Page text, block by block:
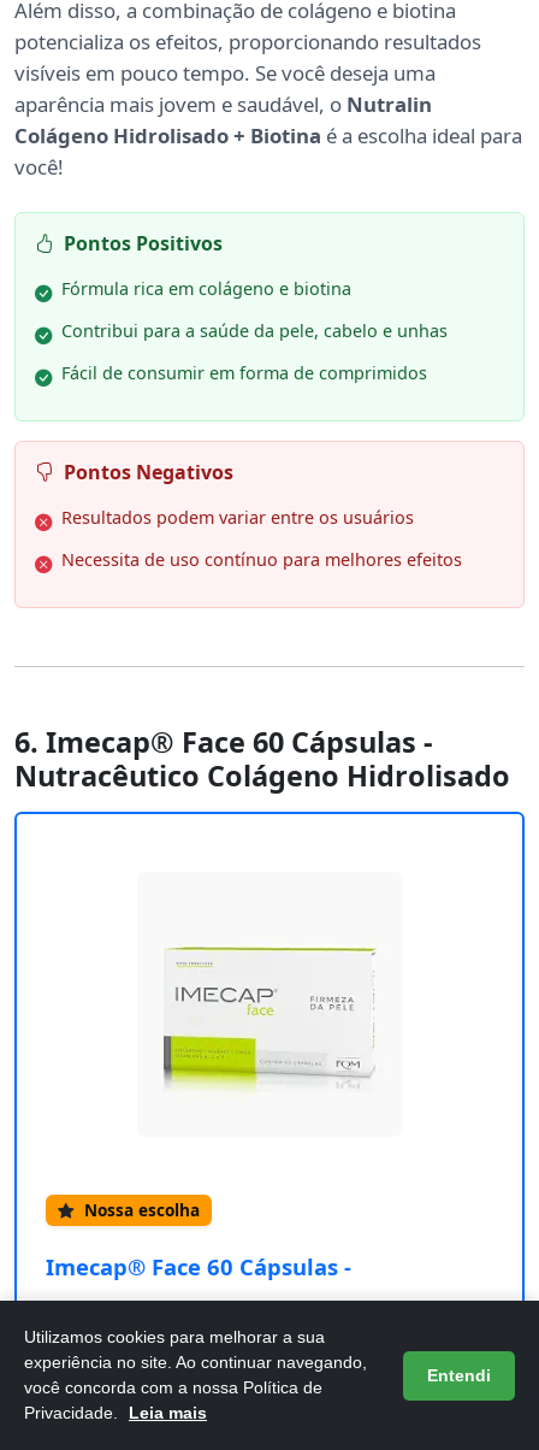
Além disso, a combinação de colágeno e biotina
potencializa os efeitos, proporcionando resultados
visíveis em pouco tempo. Se você deseja uma
aparência mais jovem e saudável, o Nutralin
Colágeno Hidrolisado + Biotina é a escolha ideal para
você!
Pontos Positivos
Fórmula rica em colágeno e biotina
Contribui para a saúde da pele, cabelo e unhas
Fácil de consumir em forma de comprimidos
Pontos Negativos
Resultados podem variar entre os usuários
Necessita de uso contínuo para melhores efeitos
6. Imecap® Face 60 Cápsulas -
Nutracêutico Colágeno Hidrolisado
Nossa escolha
Imecap® Face 60 Cápsulas -
Nutracêutico Colágeno Hidrolisado
Confira os detalhes completos e o preço atual
diretamente na Amazon.
Utilizamos cookies para melhorar a sua
experiência no site. Ao continuar navegando,
você concorda com a nossa Política de
Privacidade.
Leia mais
Entendi